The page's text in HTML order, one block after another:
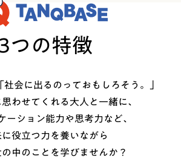
つの特徴
社会に出るのっておもしろそう。」
わせてくれる大人と一緒に、
ーション能力や 思考力など、
役立つ力を養いながら
中のことを学びませんか？